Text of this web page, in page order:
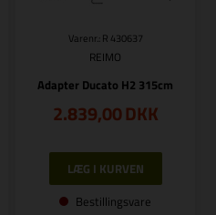
Varenr.: R 430637
REIMO
Adapter Ducato H2 315cm
2.839,00DKK
Bestillingsvare